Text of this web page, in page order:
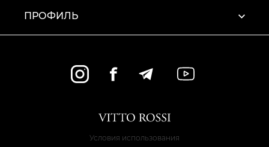
ПРОФИЛЬ
Условия использования